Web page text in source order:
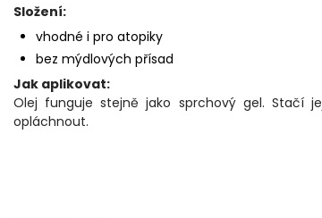
Složení:
vhodné i pro atopiky
bez mýdlových přísad
Jak aplikovat:
Olej funguje stejně jako sprchový gel. Stačí
opláchnout.